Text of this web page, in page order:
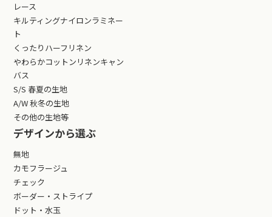
レース
キルティングナイロンラミネー
ト
くったりハーフリネン
やわらかコットンリネンキャン
バス
S/S 春夏の生地
A/W 秋冬の生地
その他の生地等
デザインから選ぶ
無地
カモフラージュ
チェック
ボーダー・ストライプ
ドット・水玉